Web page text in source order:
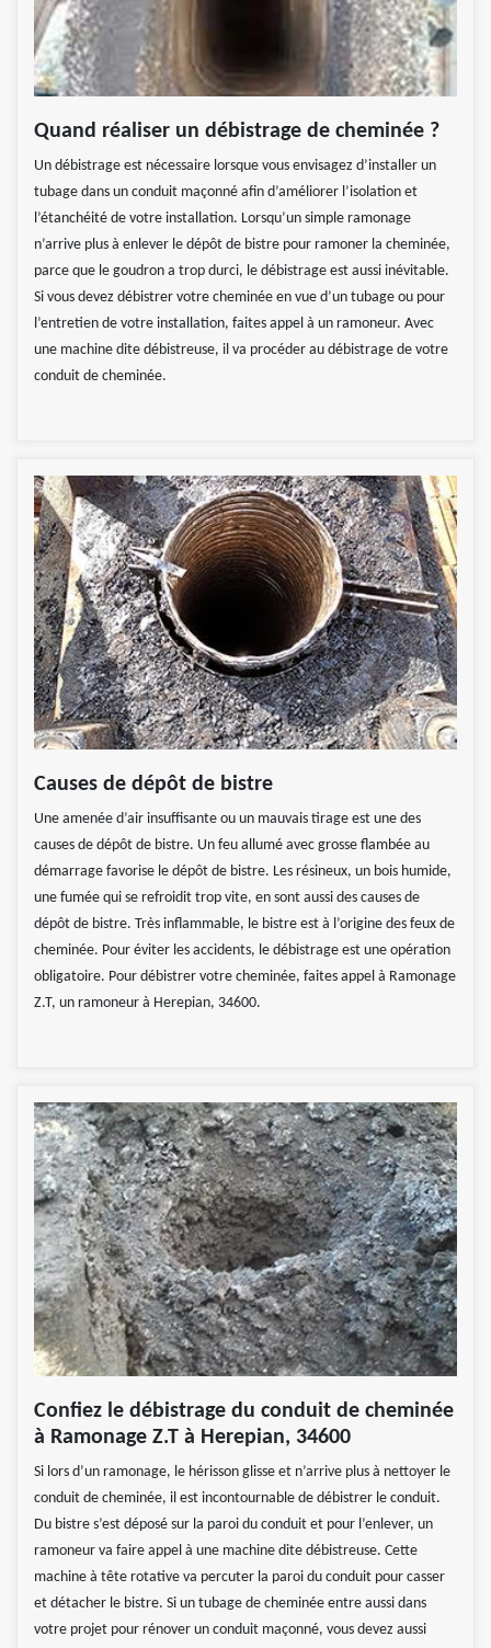
Quand réaliser un débistrage de cheminée ?
Un débistrage est nécessaire lorsque vous envisagez d’installer un
tubage dans un conduit maçonné afin d’améliorer l’isolation et
l’étanchéité de votre installation. Lorsqu’un simple ramonage
n’arrive plus à enlever le dépôt de bistre pour ramoner la cheminée,
parce que le goudron a trop durci, le débistrage est aussi inévitable.
Si vous devez débistrer votre cheminée en vue d’un tubage ou pour
l’entretien de votre installation, faites appel à un ramoneur. Avec
une machine dite débistreuse, il va procéder au débistrage de votre
conduit de cheminée.
Causes de dépôt de bistre
Une amenée d’air insuffisante ou un mauvais tirage est une des
causes de dépôt de bistre. Un feu allumé avec grosse flambée au
démarrage favorise le dépôt de bistre. Les résineux, un bois humide,
une fumée qui se refroidit trop vite, en sont aussi des causes de
dépôt de bistre. Très inflammable, le bistre est à l’origine des feux de
cheminée. Pour éviter les accidents, le débistrage est une opération
obligatoire. Pour débistrer votre cheminée, faites appel à Ramonage
Z.T, un ramoneur à Herepian, 34600.
Confiez le débistrage du conduit de cheminée
à Ramonage Z.T à Herepian, 34600
Si lors d’un ramonage, le hérisson glisse et n’arrive plus à nettoyer le
conduit de cheminée, il est incontournable de débistrer le conduit.
Du bistre s’est déposé sur la paroi du conduit et pour l’enlever, un
ramoneur va faire appel à une machine dite débistreuse. Cette
machine à tête rotative va percuter la paroi du conduit pour casser
et détacher le bistre. Si un tubage de cheminée entre aussi dans
votre projet pour rénover un conduit maçonné, vous devez aussi